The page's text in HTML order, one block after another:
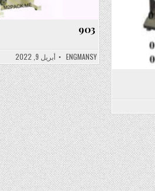
903
ENGMANSY أبريل 9, 2022